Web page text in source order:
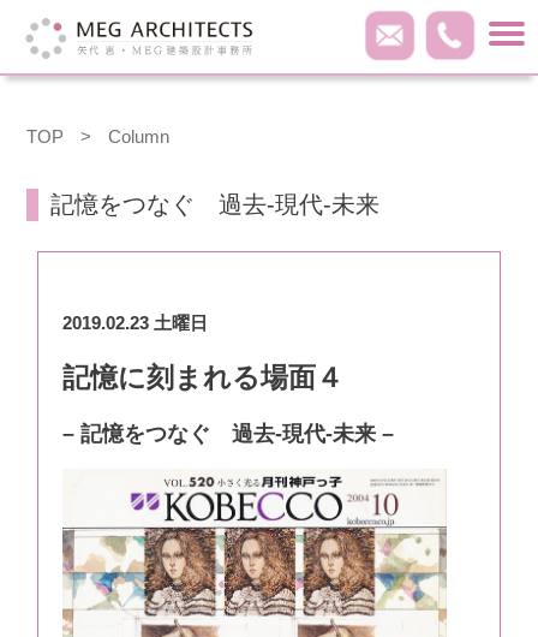
TOP > Column
記憶をつなぐ 過去-現代-未来
2019.02.23 土曜日
記憶に刻まれる場面４
– 記憶をつなぐ 過去-現代-未来 –